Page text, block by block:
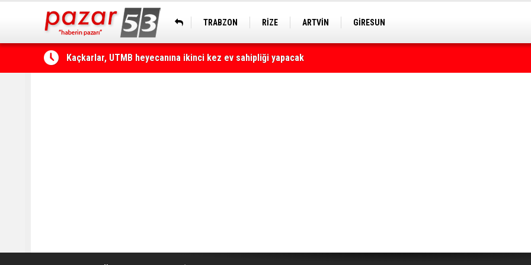
TRABZON RİZE ARTVİN GİRESUN
Çamlıhemşin'de otomobilin üzerine kaya düştü: 1 yaralı